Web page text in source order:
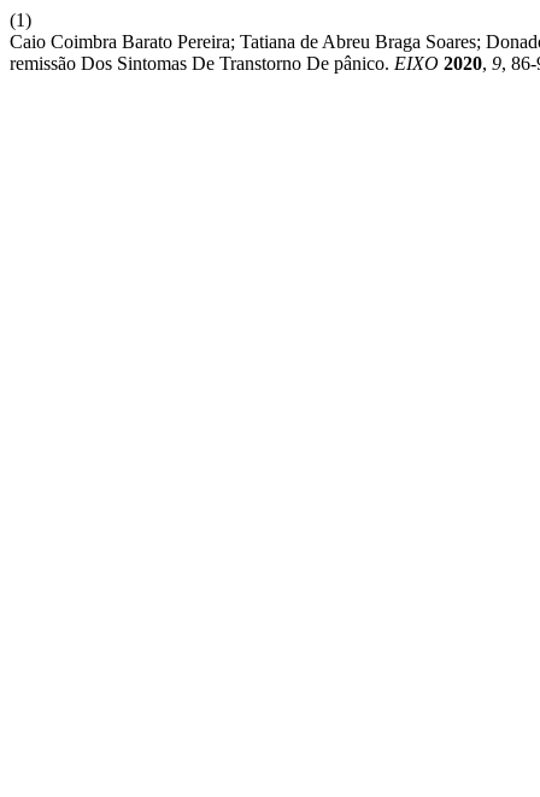
(1)
Caio Coimbra Barato Pereira; Tatiana de Abreu Braga Soares;
remissão Dos Sintomas De Transtorno De pânico. EIXO 2020, 9,